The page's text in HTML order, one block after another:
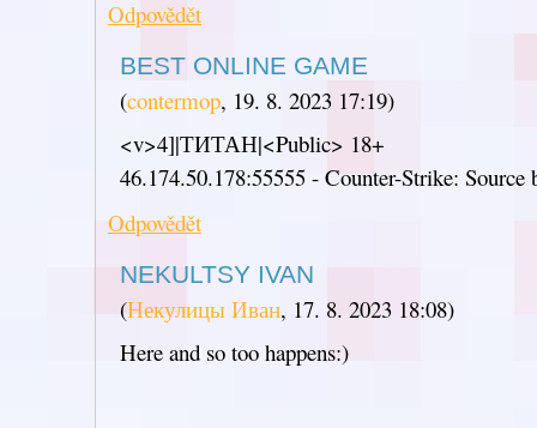
Odpovědět
BEST ONLINE GAME
(contermop, 19. 8. 2023 17:19)
<v>4]|ТИТАН|<Public> 18+
46.174.50.178:55555 - Counter-Strike: Source
Odpovědět
NEKULTSY IVAN
(Некулицы Иван, 17. 8. 2023 18:08)
Here and so too happens:)